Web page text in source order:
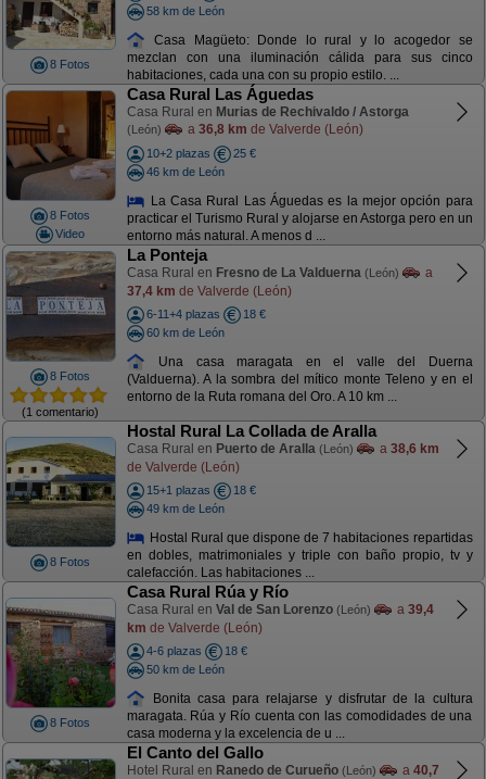
8 Fotos
58 km de León
Casa Magüeto: Donde lo rural y lo acogedor se
mezclan con una iluminación cálida para sus cinco
habitaciones, cada una con su propio estilo. ...
8 Fotos
Video
Casa Rural Las Águedas
Casa Rural en Murias de Rechivaldo / Astorga
(León) a 36,8 km de Valverde (León)
10+2 plazas
25 €
46 km de León
La Casa Rural Las Águedas es la mejor opción para
practicar el Turismo Rural y alojarse en Astorga pero en un
entorno más natural. A menos d ...
8 Fotos
(1 comentario)
La Ponteja
Casa Rural en Fresno de La Valduerna (León)
a
37,4 km de Valverde (León)
6-11+4 plazas
18 €
60 km de León
Una casa maragata en el valle del Duerna
(Valduerna). A la sombra del mítico monte Teleno y en el
entorno de la Ruta romana del Oro. A 10 km ...
8 Fotos
Hostal Rural La Collada de Aralla
Casa Rural en Puerto de Aralla (León) a 38,6 km
de Valverde (León)
15+1 plazas
18 €
49 km de León
Hostal Rural que dispone de 7 habitaciones repartidas
en dobles, matrimoniales y triple con baño propio, tv y
calefacción. Las habitaciones ...
8 Fotos
Casa Rural Rúa y Río
Casa Rural en Val de San Lorenzo (León) a 39,4
km de Valverde (León)
4-6 plazas
18 €
50 km de León
Bonita casa para relajarse y disfrutar de la cultura
maragata. Rúa y Río cuenta con las comodidades de una
casa moderna y la excelencia de u ...
El Canto del Gallo
Hotel Rural en Ranedo de Curueño (León) a 40,7